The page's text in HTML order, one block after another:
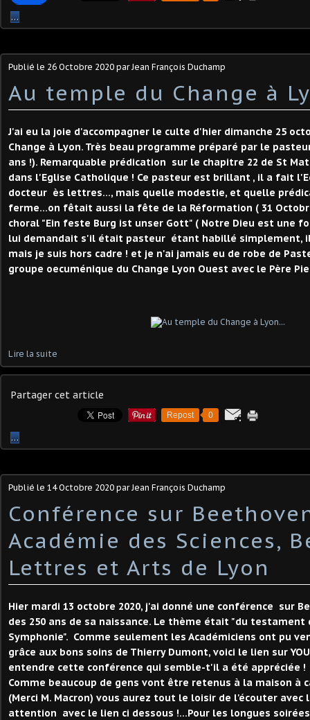
…
Publié le 26 Octobre 2020 par Jean François Duchamp
Au temple du Change à
J'ai eu la joie d'accompagner le culte d'hier dimanche 25
Change à Lyon. Très beau programme préparé par le
ans !). Remarquable prédication sur le chapitre 22 de St
dans l'Eglise Catholique ! Ce pasteur est brillant , il a fait
docteur ès lettres..., mais quelle modestie, et quelle
ferme...on fêtait aussi la fête de la Réformation ( 31
choral "Ein feste Burg ist unser Gott" ( Notre Dieu est une
lui demandait s'il était pasteur étant habillé simplement,
mais je suis hors cadre ! et je n'ai jamais eu de robe de
groupe oecuménique du Change Lyon Ouest avec le Père
Lire la suite
Partager cet article
Repost 0
…
Publié le 14 Octobre 2020 par Jean François Duchamp
Conférence sur
Académie des Sciences,
Lettres et Arts de Lyon
Hier mardi 13 octobre 2020, j'ai donné une conférence sur
des 250 ans de sa naissance. Le thème était "du
Symphonie". Comme seulement les Académiciens ont pu
grâce aux bons soins de Thierry Dumont, voici le lien sur
entendre cette conférence qui semble-t'il a été appréciée !
Comme beaucoup de gens vont être retenus à la maison à
(Merci M. Macron) vous aurez tout le loisir de l'écouter avec
attention avec le lien ci dessous !...Pour les longues